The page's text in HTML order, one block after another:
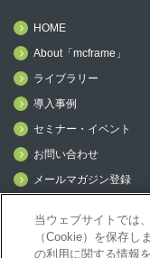
HOME
About「mcframe」
ライブラリー
導入事例
セミナー・イベント
お問い合わせ
メールマガジン登録
当ウェブサイトでは
（Cookie）を保存し
の利用に関する情報